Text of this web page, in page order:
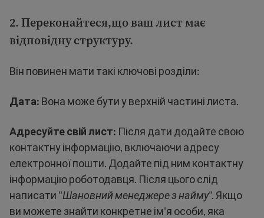
2. Переконайтеся,що ваш лист має
відповідну структуру.
Він повинен мати такі ключові розділи:
Дата: Вона може бути у верхній частині листа.
Адресуйте свій лист: Після дати додайте свою
контактну інформацію, включаючи адресу
електронної пошти. Додайте під ним контактну
інформацію роботодавця. Після цього слід
написати "Шановний менеджере з найму". Якщо
ви можете знайти конкретне ім'я особи, яка